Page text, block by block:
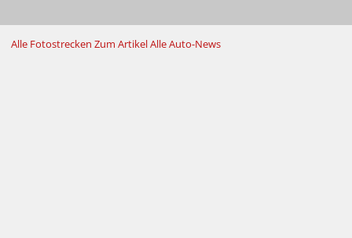
Alle Fotostrecken Zum ArtikelAlle Auto-News